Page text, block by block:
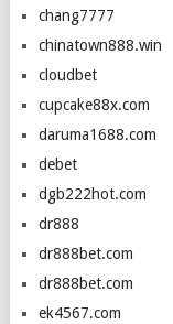
chang7777
chinatown888.win
cloudbet
cupcake88x.com
daruma1688.com
debet
dgb222hot.com
dr888
dr888bet.com
dr888bet.com
ek4567.com